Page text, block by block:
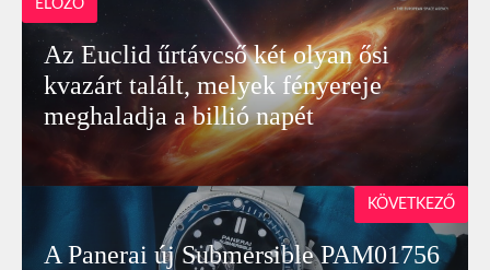
ELŐZŐ
Az Euclid űrtávcső két olyan ősi
kvazárt talált, melyek fényereje
meghaladja a billió napét
A Panerai új Submersible PAM01756
KÖVETKEZŐ